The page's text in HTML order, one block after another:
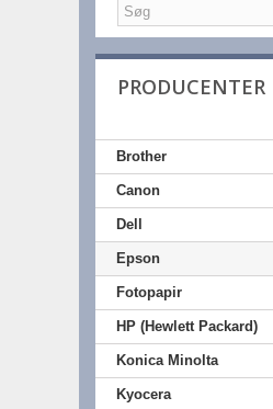
PRODUCENTER
Brother
Canon
Dell
Epson
Fotopapir
HP (Hewlett Packard)
Konica Minolta
Kyocera